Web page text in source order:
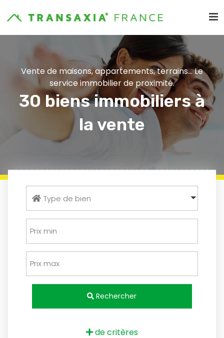
Vente de maisons, appartements, terrains... Le
service immobilier de proximité.
30 biens immobiliers à
la vente
Type de bien
Rechercher
de critères